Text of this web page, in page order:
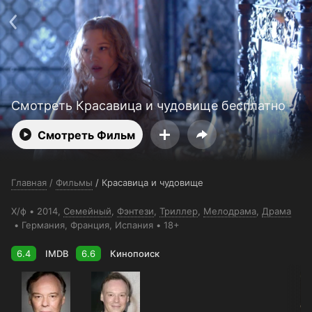
Смотреть Красавица и чудовище бесплатно
Смотреть Фильм
Главная / Фильмы / Красавица и чудовище
Х/ф 2014, Семейный Фэнтези Триллер Мелодрама Драма
Германия , Франция , Испания 18+
6.4 IMDB 6.6 Кинопоиск
Поддержка: support@24h.tv
О сервисе
Пользовательское соглашение
Политика конфиденциальности
Для партнёров
Открыть приложение
Ввести промокод
Установить на ТВ
Бесплатные каналы Контакты